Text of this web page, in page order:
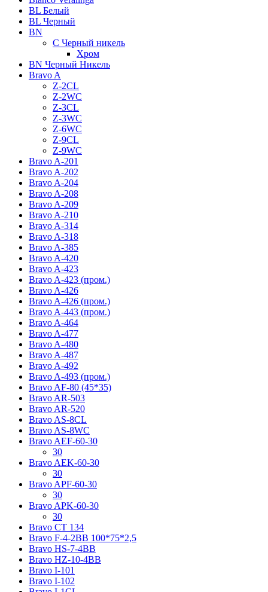
BL Белый
BL Черный
BN
C Черный никель
Хром
BN Черный Никель
Bravo A
Z-2CL
Z-2WC
Z-3CL
Z-3WC
Z-6WC
Z-9CL
Z-9WC
Bravo A-201
Bravo A-202
Bravo A-204
Bravo A-208
Bravo A-209
Bravo A-210
Bravo A-314
Bravo A-318
Bravo A-385
Bravo A-420
Bravo A-423
Bravo A-423 (пром.)
Bravo A-426
Bravo A-426 (пром.)
Bravo A-443 (пром.)
Bravo A-464
Bravo A-477
Bravo A-480
Bravo A-487
Bravo A-492
Bravo A-493 (пром.)
Bravo AF-80 (45*35)
Bravo AR-503
Bravo AR-520
Bravo AS-8CL
Bravo AS-8WC
Bravo AЕF-60-30
30
Bravo AЕK-60-30
30
Bravo AРF-60-30
30
Bravo AРK-60-30
30
Bravo CT 134
Bravo F-4-2BB 100*75*2,5
Bravo HS-7-4BB
Bravo HZ-10-4BB
Bravo I-101
Bravo I-102